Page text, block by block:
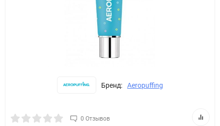
Бренд: Aeropuffing
0 Отзывов